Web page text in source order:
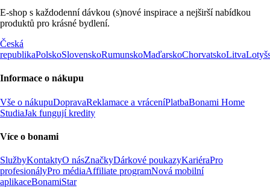
E-shop s každodenní dávkou (s)nové inspirace a nejširší nabídkou
produktů pro krásné bydlení.
Česká
republikaPolskoSlovenskoRumunskoMaďarskoChorvatskoLitva
Informace o nákupu
Vše o nákupuDopravaReklamace a vráceníPlatbaBonami Home
StudiaJak fungují kredity
Více o bonami
SlužbyKontaktyO násZnačkyDárkové poukazyKariéraPro
profesionályPro médiaAffiliate programNová mobilní
aplikaceBonamiStar